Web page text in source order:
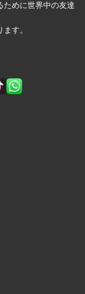
ために世界中の友達
す。